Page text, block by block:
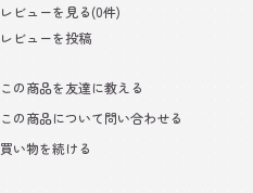
レビューを見る(0件)
レビューを投稿
この商品を友達に教える
この商品について問い合わせる
買い物を続ける